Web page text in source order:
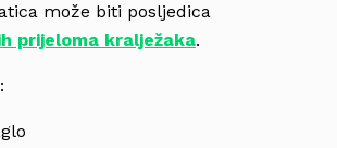
može biti posljedica
prijeloma kralježaka.